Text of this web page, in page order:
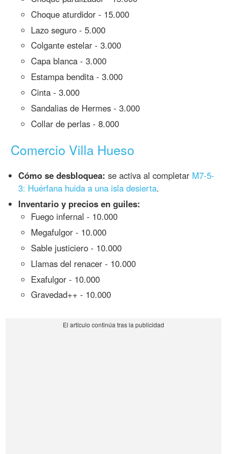
Choque aturdidor - 15.000
Lazo seguro - 5.000
Colgante estelar - 3.000
Capa blanca - 3.000
Estampa bendita - 3.000
Cinta - 3.000
Sandalias de Hermes - 3.000
Collar de perlas - 8.000
Comercio Villa Hueso
Cómo se desbloquea: se activa al completar M7-5-
3: Huérfana huida a una isla desierta.
Inventario y precios en guiles:
Fuego infernal - 10.000
Megafulgor - 10.000
Sable justiciero - 10.000
Llamas del renacer - 10.000
Exafulgor - 10.000
Gravedad++ - 10.000